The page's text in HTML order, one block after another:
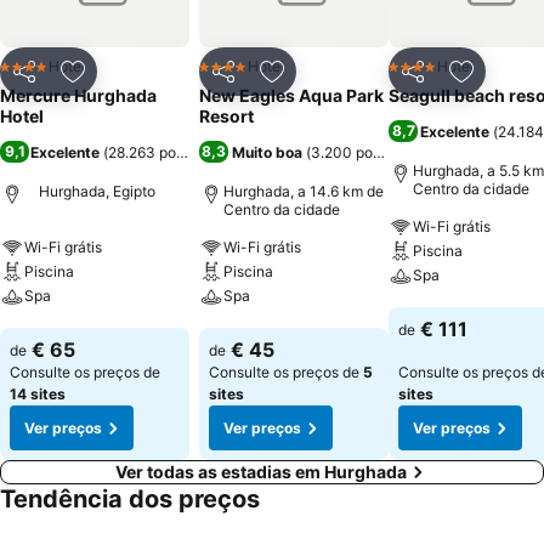
PartilharAdicionar aos favoritos
4 EstrelasHotel
Mercure Hurghada
Hotel
9,1 Excelente (28.263 pontuações)
Hurghada, Egipto
Wi-Fi grátis
Piscina
Spa
Ver preços
de € 65
Consulte os preços de
14 sites
Ver preços
PartilharAdicionar aos favoritos
4 EstrelasHotel
New Eagles Aqua Park
Resort
8,3 Muito boa (3.200 pontuações
Hurghada, a 14.6 km de
Centro da cidade
Wi-Fi grátis
Piscina
Spa
Ver preços
de € 45
Consulte os preços de 5
sites
Ver preços
Partilhar
4 EstrelasHotel
Seagull beach
8,7 Excelente (
Hurghada, a 5.5
Centro da cidade
Wi-Fi grátis
Piscina
Spa
Ver preços
de € 111
Consulte os preços
sites
Ver preços
Ver todas as estadias em Hurghada
Tendência dos preços